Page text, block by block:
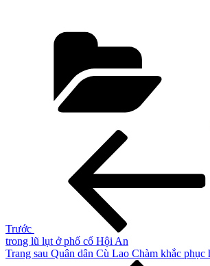
Trước
trong lũ lụt ở phố cổ Hội An
Bài
Trang sau Quân dân Cù Lao Chàm khắc phục